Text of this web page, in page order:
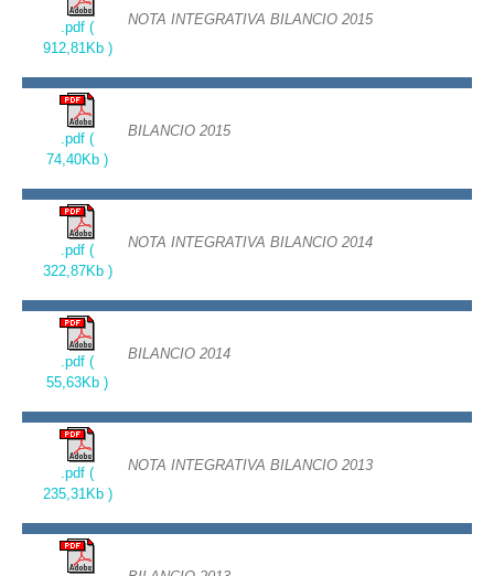
.pdf (
912,81Kb )
NOTA INTEGRATIVA BILANCIO 2015
.pdf (
74,40Kb )
BILANCIO 2015
.pdf (
322,87Kb )
NOTA INTEGRATIVA BILANCIO 2014
.pdf (
55,63Kb )
BILANCIO 2014
.pdf (
235,31Kb )
NOTA INTEGRATIVA BILANCIO 2013